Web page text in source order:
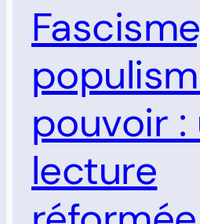
pouvoir :
lecture